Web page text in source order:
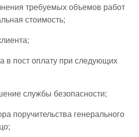
требуемых объемов работ
стоимость;
пост оплату при следующих
службы безопасности;
поручительства генерального